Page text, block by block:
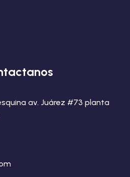
av. Juárez #73 planta